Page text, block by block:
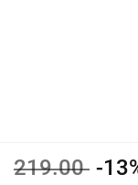
219.00 -